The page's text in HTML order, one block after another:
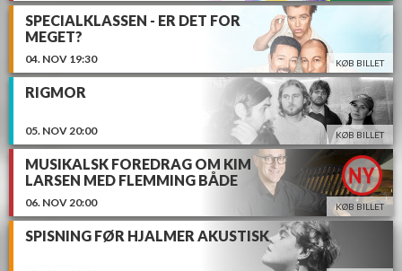
04. NOV 19:30
SPECIALKLASSEN - ER DET FOR
MEGET?
KØB BILLET
05. NOV20:00
RIGMOR
KØB BILLET
06. NOV20:00
MUSIKALSK FOREDRAG OM KIM
LARSEN MED FLEMMING BÅDE
KØB BILLET
SPISNING FØR HJALMER AKUSTISK